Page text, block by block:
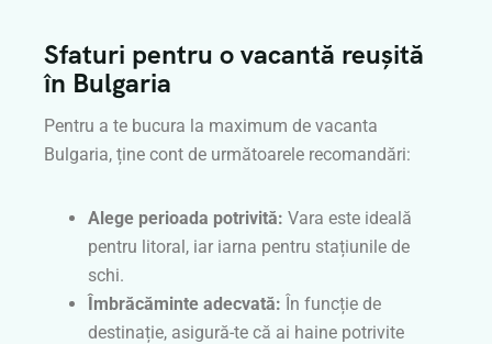
Sfaturi pentru o vacantă reușită
în Bulgaria
Pentru a te bucura la maximum de vacanta
Bulgaria, ține cont de următoarele recomandări:
Alege perioada potrivită: Vara este ideală
pentru litoral, iar iarna pentru stațiunile de
schi.
Îmbrăcăminte adecvată: În funcție de
destinație, asigură-te că ai haine potrivite